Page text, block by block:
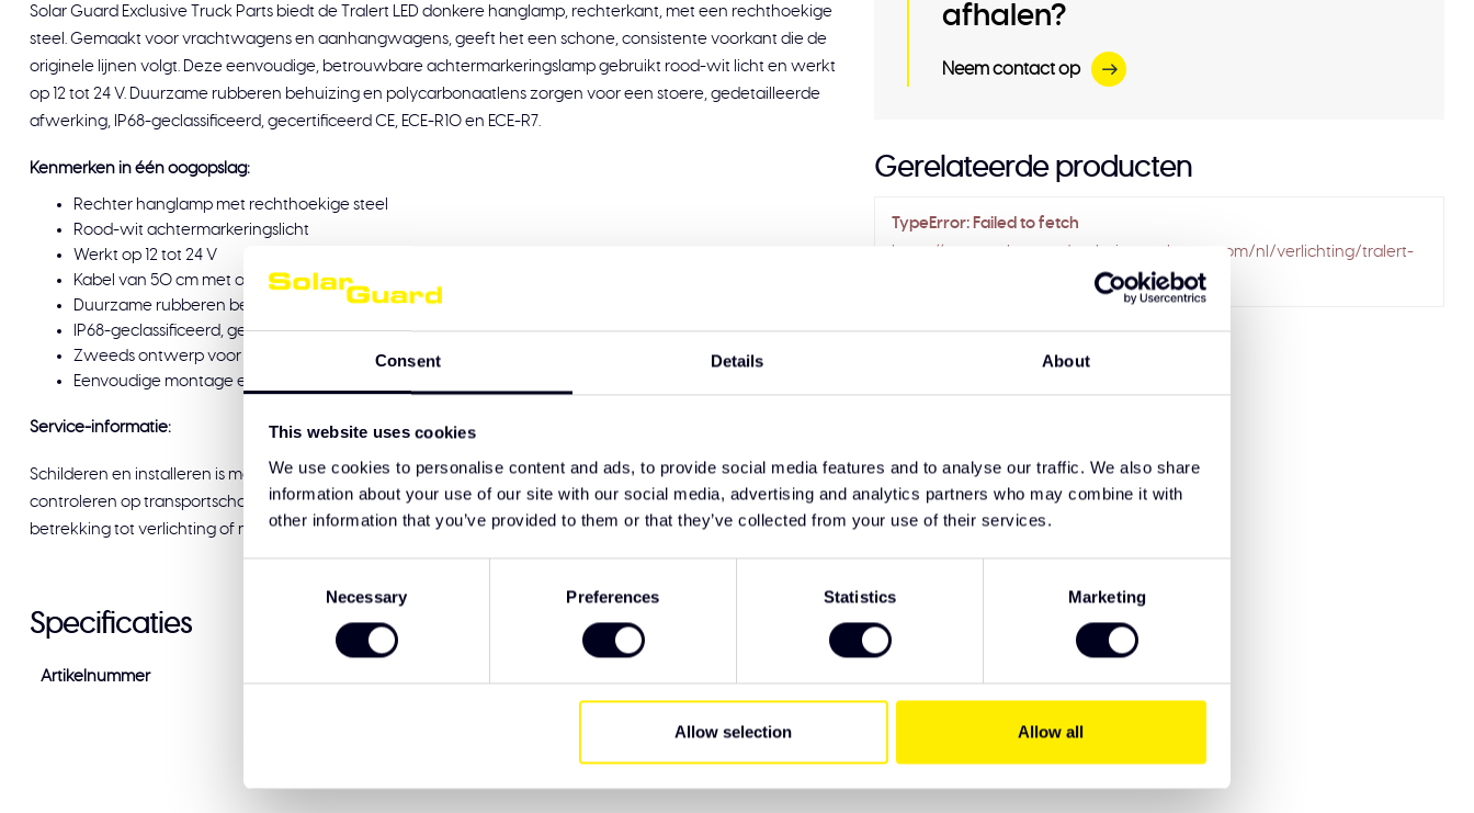
Consent Details About
This website uses cookies
We use cookies to personalise content and ads, to provide social media features and to analyse our traffic. We also share
information about your use of our site with our social media, advertising and analytics partners who may combine it with
other information that you’ve provided to them or that they’ve collected from your use of their services.
Necessary Preferences Statistics Marketing
Allow selection Allow all
Solar Guard Exclusive Truck Parts biedt de Tralert LED donkere hanglamp, rechterkant, met een rechthoekige
steel. Gemaakt voor vrachtwagens en aanhangwagens, geeft het een schone, consistente voorkant die de
originele lijnen volgt. Deze eenvoudige, betrouwbare achtermarkeringslamp gebruikt rood-wit licht en werkt
op 12 tot 24 V. Duurzame rubberen behuizing en polycarbonaatlens zorgen voor een stoere, gedetailleerde
afwerking, IP68-geclassificeerd, gecertificeerd CE, ECE-R10 en ECE-R7.
Kenmerken in één oogopslag:
Rechter hanglamp met rechthoekige steel
Rood-wit achtermarkeringslicht
Werkt op 12 tot 24 V
Kabel van 50 cm met open draadeinden
Duurzame rubberen behuizing en polycarbonaat lens
IP68-geclassificeerd, gecertificeerd CE, ECE-R10 en ECE-R7
Zweeds ontwerp voor vrachtwagens en aanhangwagens
Eenvoudige montage en sluit aan zoals het hoort vanuit de fabriek
Service-informatie:
Schilderen en installeren is mogelijk bij Solar Guard Exclusive Truck Parts. Wij raden u aan het product te
controleren op transportschade voordat u tekent voor aflevering. Als je specifieke wensen hebt met
betrekking tot verlichting of montage, staat ons team graag voor je klaar.
afhalen?
Neem contact op
Gerelateerde producten
TypeError: Failed to fetch
https://www.solarguardexclusivetruckparts.com/nl/verlichting/tralert-
Specificaties
Artikelnummer